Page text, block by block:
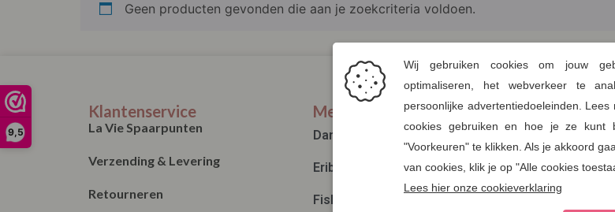
9,5
Geen producten gevonden die aan je zoekcriteria voldoen.
Klantenservice
La Vie Spaarpunten
Verzending & Levering
Retourneren
Merken
Danefae
Eribé
Fisherman out of Ireland